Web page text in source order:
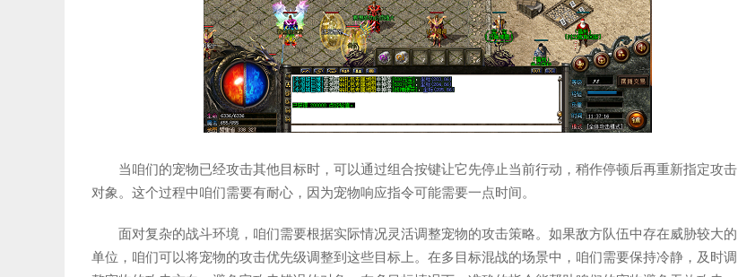
当咱们的宠物已经攻击其他目标时，可以通过组合按键让它先停止当前行动，稍作停顿后再重新指定攻击
对象。这个过程中咱们需要有耐心，因为宠物响应指令可能需要一点时间。
面对复杂的战斗环境，咱们需要根据实际情况灵活调整宠物的攻击策略。如果敌方队伍中存在威胁较大的
单位，咱们可以将宠物的攻击优先级调整到这些目标上。在多目标混战的场景中，咱们需要保持冷静，及时调